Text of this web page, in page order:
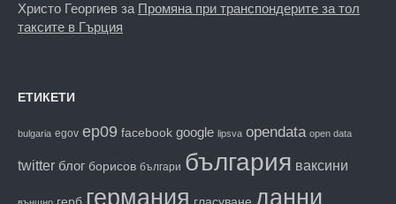
Христо Георгиев за Промяна при транспондерите за тол
таксите в Гърция
ЕТИКЕТИ
bulgaria egov ep09 facebook google lipsva opendata open data
twitter блог борисов българи българия ваксини
германия данни